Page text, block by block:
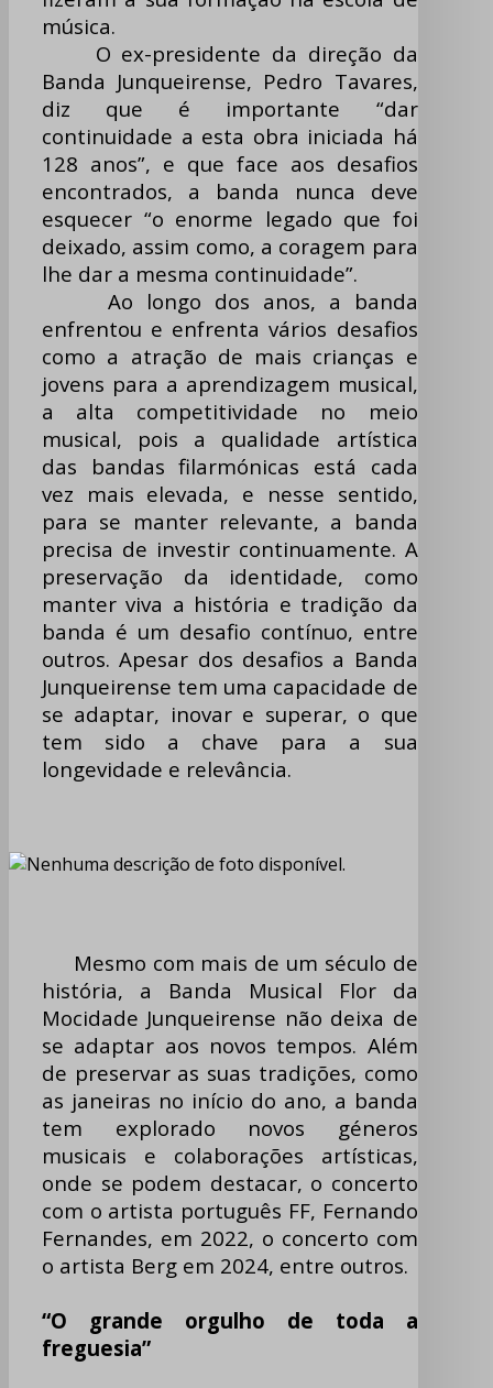
música.
O ex-presidente da direção da
Banda Junqueirense, Pedro Tavares,
diz que é importante “dar
continuidade a esta obra iniciada há
128 anos”, e que face aos desafios
encontrados, a banda nunca deve
esquecer “o enorme legado que foi
deixado, assim como, a coragem para
lhe dar a mesma continuidade”.
Ao longo dos anos, a banda
enfrentou e enfrenta vários desafios
como a atração de mais crianças e
jovens para a aprendizagem musical,
a alta competitividade no meio
musical, pois a qualidade artística
das bandas filarmónicas está cada
vez mais elevada, e nesse sentido,
para se manter relevante, a banda
precisa de investir continuamente. A
preservação da identidade, como
manter viva a história e tradição da
banda é um desafio contínuo, entre
outros. Apesar dos desafios a Banda
Junqueirense tem uma capacidade de
se adaptar, inovar e superar, o que
tem sido a chave para a sua
longevidade e relevância.
Mesmo com mais de um século de
história, a Banda Musical Flor da
Mocidade Junqueirense não deixa de
se adaptar aos novos tempos. Além
de preservar as suas tradições, como
as janeiras no início do ano, a banda
tem explorado novos géneros
musicais e colaborações artísticas,
onde se podem destacar, o concerto
com o artista português FF, Fernando
Fernandes, em 2022, o concerto com
o artista Berg em 2024, entre outros.
“O grande orgulho de toda a
freguesia”